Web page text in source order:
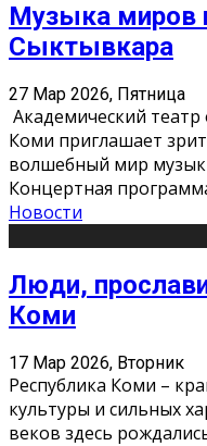
Музыка миров
Сыктывкара
27 Мар 2026, Пятница
Академический
Коми приглашает
волшебный мир
Концертная
Новости
Люди,
Коми
17 Мар 2026, Вторник
Республика Коми –
культуры и сильных
веков здесь